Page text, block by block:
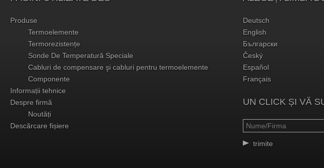
Produse
Termoelemente
Termorezistențe
Sonde De Temperatură Speciale
Cabluri de compensare şi cabluri pentru termoelemente
Componente
Informații tehnice
Despre firmă
Noutăți
Descărcare fișiere
Deutsch
English
Български
Český
Español
Français
UN CLICK ȘI VĂ
trimite